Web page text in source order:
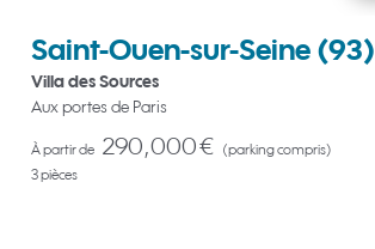
Saint-Ouen-sur-Seine (93)
Villa des Sources
Aux portes de Paris
À partir de 290,000 € (parking compris)
3 pièces